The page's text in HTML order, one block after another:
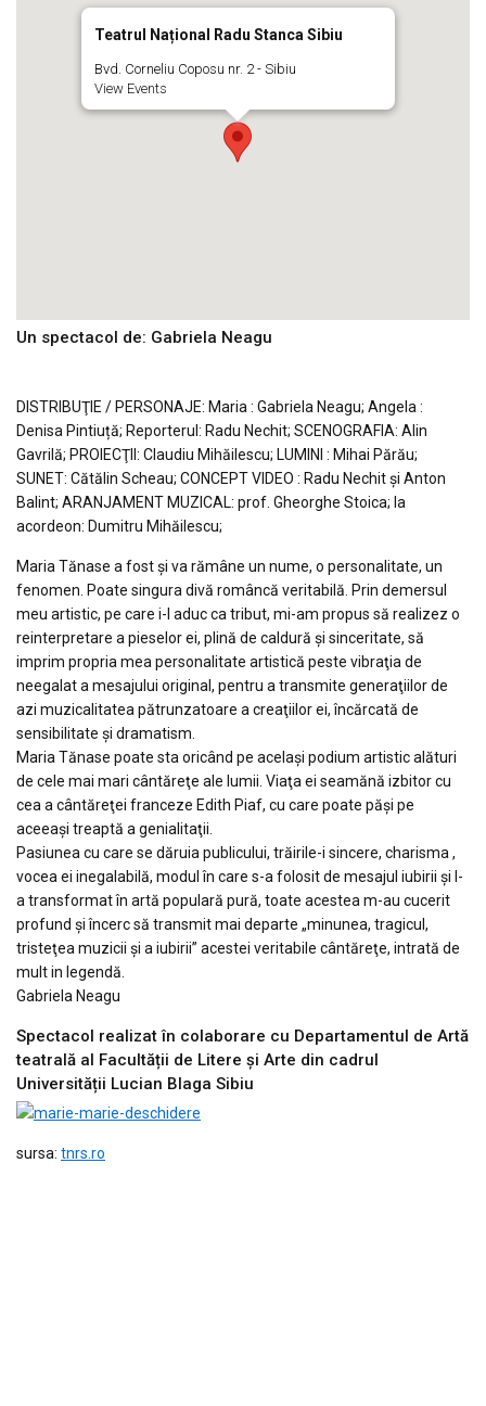
Teatrul Național Radu Stanca Sibiu
Bvd. Corneliu Coposu nr. 2 - Sibiu
View Events
Un spectacol de: Gabriela Neagu
DISTRIBUŢIE / PERSONAJE: Maria : Gabriela Neagu; Angela :
Denisa Pintiuță; Reporterul: Radu Nechit; SCENOGRAFIA: Alin
Gavrilă; PROIECŢII: Claudiu Mihăilescu; LUMINI : Mihai Părău;
SUNET: Cătălin Scheau; CONCEPT VIDEO : Radu Nechit și Anton
Balint; ARANJAMENT MUZICAL: prof. Gheorghe Stoica; la
acordeon: Dumitru Mihăilescu;
Maria Tănase a fost și va rămâne un nume, o personalitate, un
fenomen. Poate singura divă româncă veritabilă. Prin demersul
meu artistic, pe care i-l aduc ca tribut, mi-am propus să realizez o
reinterpretare a pieselor ei, plină de caldură şi sinceritate, să
imprim propria mea personalitate artistică peste vibraţia de
neegalat a mesajului original, pentru a transmite generaţiilor de
azi muzicalitatea pătrunzatoare a creaţiilor ei, încărcată de
sensibilitate şi dramatism.
Maria Tănase poate sta oricând pe acelaşi podium artistic alături
de cele mai mari cântăreţe ale lumii. Viaţa ei seamănă izbitor cu
cea a cântăreţei franceze Edith Piaf, cu care poate păşi pe
aceeaşi treaptă a genialitaţii.
Pasiunea cu care se dăruia publicului, trăirile-i sincere, charisma ,
vocea ei inegalabilă, modul în care s-a folosit de mesajul iubirii şi l-
a transformat în artă populară pură, toate acestea m-au cucerit
profund şi încerc să transmit mai departe „minunea, tragicul,
tristeţea muzicii şi a iubirii” acestei veritabile cântăreţe, intrată de
mult in legendă.
Gabriela Neagu
Spectacol realizat în colaborare cu Departamentul de Artă
teatrală al Facultății de Litere și Arte din cadrul
Universității Lucian Blaga Sibiu
sursa: tnrs.ro